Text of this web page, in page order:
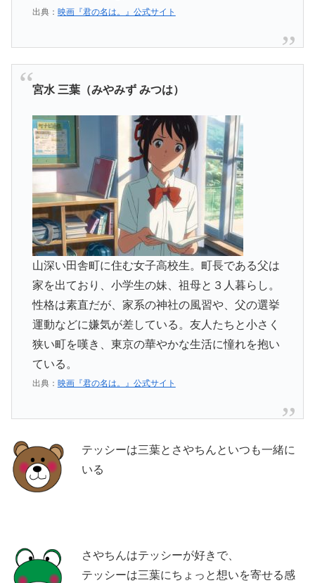
出典： 映画『君の名は。』公式サイト
宮水 三葉（みやみず みつは）
山深い田舎町に住む女子高校生。町長である父は
家を出ており、小学生の妹、祖母と３人暮らし。
性格は素直だが、家系の神社の風習や、父の選挙
運動などに嫌気が差している。友人たちと小さく
狭い町を嘆き、東京の華やかな生活に憧れを抱い
ている。
出典： 映画『君の名は。』公式サイト
テッシーは三葉とさやちんといつも一緒に
いる
さやちんはテッシーが好きで、
テッシーは三葉にちょっと想いを寄せる感